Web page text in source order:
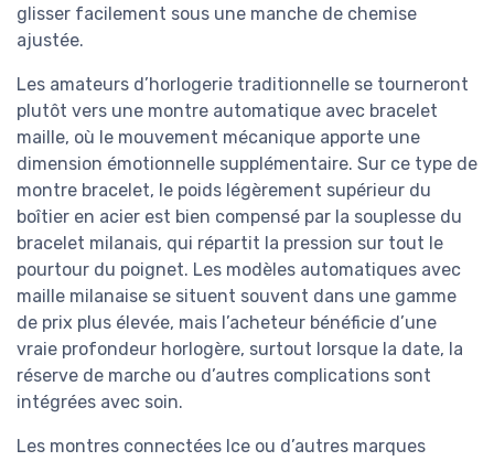
glisser facilement sous une manche de chemise
ajustée.
Les amateurs d’horlogerie traditionnelle se tourneront
plutôt vers une montre automatique avec bracelet
maille, où le mouvement mécanique apporte une
dimension émotionnelle supplémentaire. Sur ce type de
montre bracelet, le poids légèrement supérieur du
boîtier en acier est bien compensé par la souplesse du
bracelet milanais, qui répartit la pression sur tout le
pourtour du poignet. Les modèles automatiques avec
maille milanaise se situent souvent dans une gamme
de prix plus élevée, mais l’acheteur bénéficie d’une
vraie profondeur horlogère, surtout lorsque la date, la
réserve de marche ou d’autres complications sont
intégrées avec soin.
Les montres connectées Ice ou d’autres marques